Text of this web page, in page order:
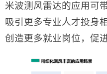
米波测风雷达的应用可
吸引更多专业人才投身
创造更多就业岗位，促